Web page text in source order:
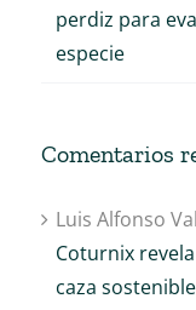
perdiz para
especie
Comentarios
Luis Alfonso
Coturnix
caza